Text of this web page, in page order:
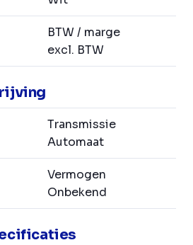
BTW / marge
excl. BTW
Transmissie
Automaat
Vermogen
Onbekend